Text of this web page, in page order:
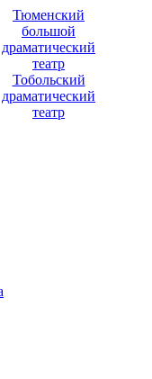
Тюменский
большой
драматический
театр
Тобольский
драматический
театр